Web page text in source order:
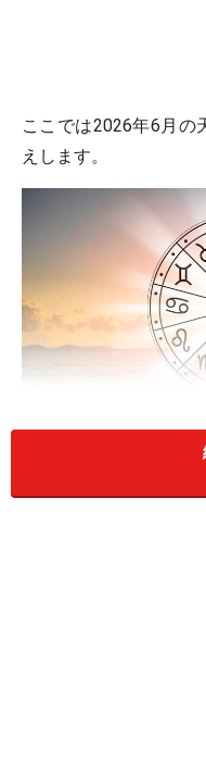
ここでは2026年6月の
えします。